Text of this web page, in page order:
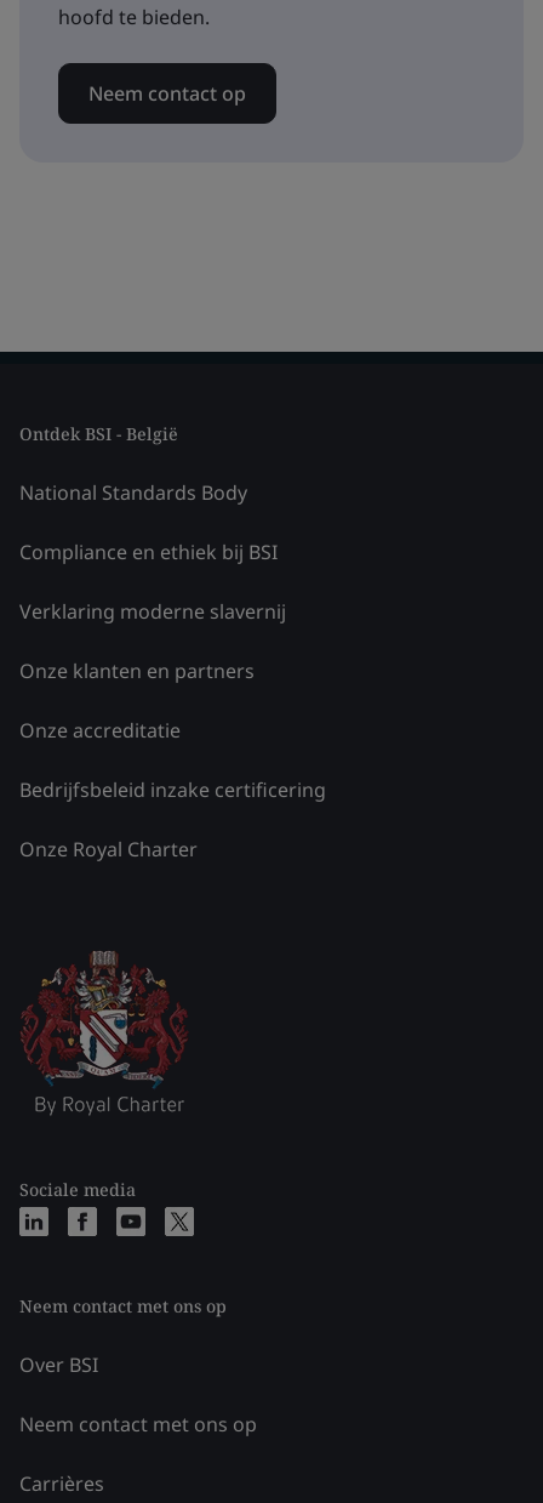
hoofd te bieden.
Neem contact op
Ontdek BSI - België
National Standards Body
Compliance en ethiek bij BSI
Verklaring moderne slavernij
Onze klanten en partners
Onze accreditatie
Bedrijfsbeleid inzake certificering
Onze Royal Charter
Sociale media
Neem contact met ons op
Over BSI
Neem contact met ons op
Carrières